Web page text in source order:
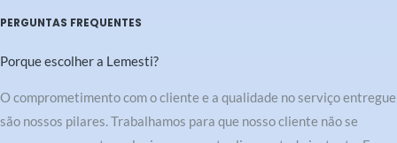
PERGUNTAS FREQUENTES
Porque escolher a Lemesti?
O comprometimento com o cliente e a qualidade no serviço entregue
são nossos pilares. Trabalhamos para que nosso cliente não se